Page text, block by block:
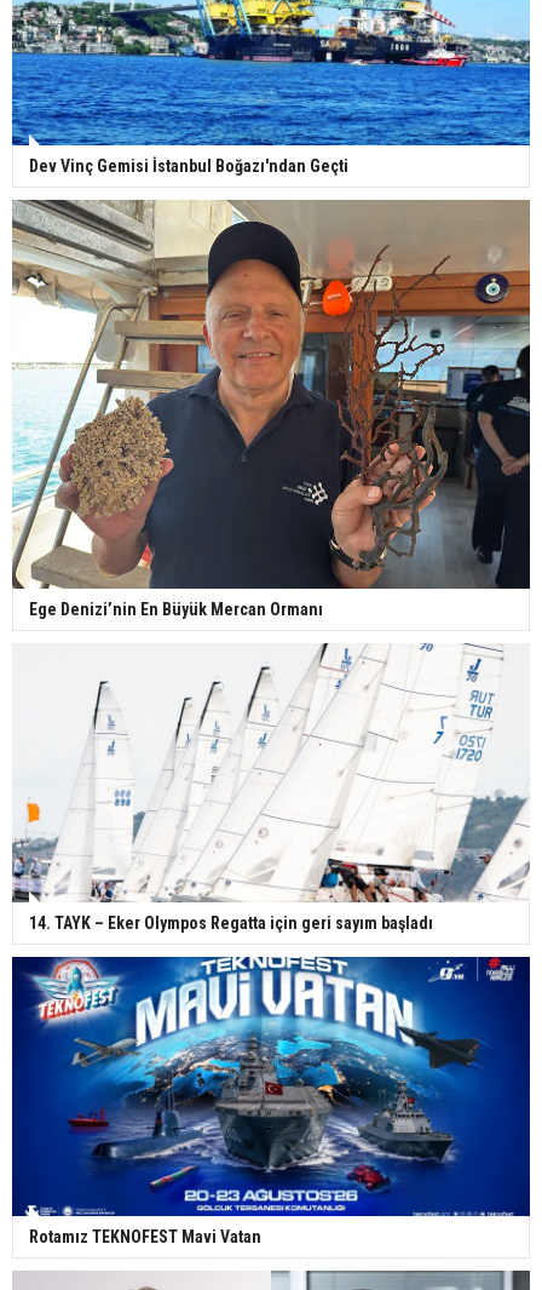
Dev Vinç Gemisi İstanbul Boğazı'ndan Geçti
Ege Denizi’nin En Büyük Mercan Ormanı
14. TAYK – Eker Olympos Regatta için geri sayım başladı
Rotamız TEKNOFEST Mavi Vatan